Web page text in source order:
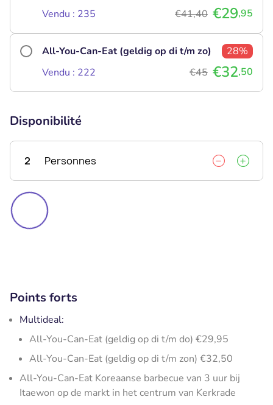
Vendu : 235 €41,40 €29,95
All-You-Can-Eat (geldig op di t/m zo)
28%
Vendu : 222
€45 €32,50
Disponibilité
2 Personnes
Points forts
Multideal:
All-You-Can-Eat (geldig op di t/m do) €29,95
All-You-Can-Eat (geldig op di t/m zon) €32,50
All-You-Can-Eat Koreaanse barbecue van 3 uur bij
Itaewon op de markt in het centrum van Kerkrade